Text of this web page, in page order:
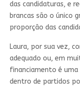
das candidaturas, e
brancas são o único
proporção das
Laura, por sua vez,
adequado ou, em
financiamento é
dentro de partidos